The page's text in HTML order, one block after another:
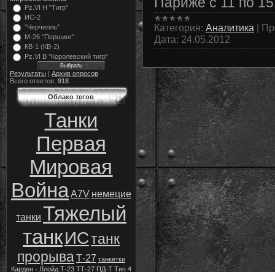
Pz.VI Н "Тигр"
ИС-2
"Черчилль"
М-26 "Першинг"
КВ-1 (КВ-2)
Pz.VI В "Королевский тигр"
Результаты | Архив опросов
Всего ответов: 918
Облако тегов
Танки
Первая
Мировая
ВойнаA7V немецие
танки Тяжелый
танкИСтанк
прорываТ-27 танкетки
Карден - Ллойд Т-23 ТТ-27 ПД-Т Тип 4
Категория: Аналитика
Дата: 24.05.2012